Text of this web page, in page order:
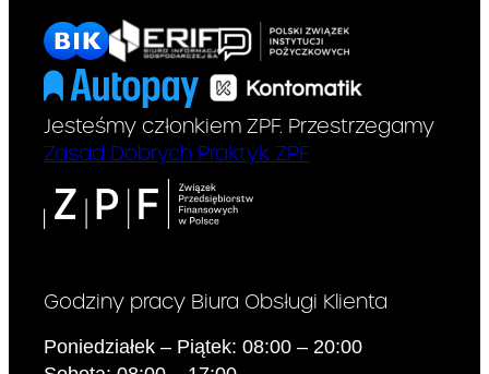
Jesteśmy członkiem ZPF. Przestrzegamy
Zasad Dobrych Praktyk ZPF
Godziny pracy Biura Obsługi Klienta
Poniedziałek – Piątek: 08:00 – 20:00